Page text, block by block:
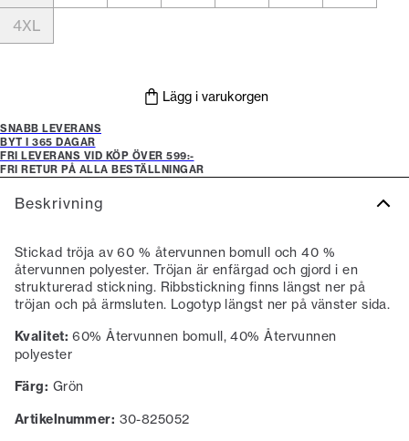
4XL
Lägg i varukorgen
SNABB LEVERANS
BYT I 365 DAGAR
FRI LEVERANS VID KÖP ÖVER 599:-
FRI RETUR PÅ ALLA BESTÄLLNINGAR
Beskrivning
Stickad tröja av 60 % återvunnen bomull och 40 %
återvunnen polyester. Tröjan är enfärgad och gjord i en
strukturerad stickning. Ribbstickning finns längst ner på
tröjan och på ärmsluten. Logotyp längst ner på vänster sida.
Kvalitet: 60% Återvunnen bomull, 40% Återvunnen
polyester
Färg: Grön
Artikelnummer: 30-825052